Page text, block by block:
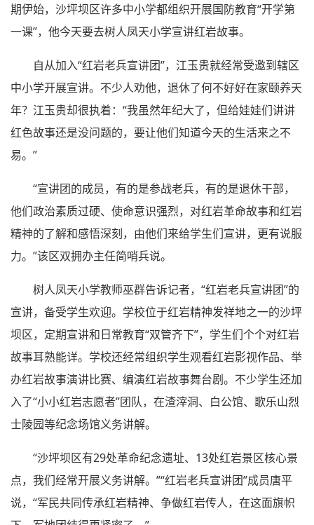
期伊始，沙坪坝区许多中小学都组织开展国防教育“开学第
一课”，他今天要去树人凤天小学宣讲红岩故事。
自从加入“红岩老兵宣讲团”，江玉贵就经常受邀到辖区
中小学开展宣讲。不少人劝他，退休了何不好好在家颐养天
年？江玉贵却很执着：“我虽然年纪大了，但给娃娃们讲讲
红色故事还是没问题的，要让他们知道今天的生活来之不
易。”
“宣讲团的成员，有的是参战老兵，有的是退休干部，
他们政治素质过硬、使命意识强烈，对红岩革命故事和红岩
精神的了解和感悟深刻，由他们来给学生们宣讲，更有说服
力。”该区双拥办主任简哨兵说。
树人凤天小学教师巫群告诉记者，“红岩老兵宣讲团”的
宣讲，备受学生欢迎。学校位于红岩精神发祥地之一的沙坪
坝区，定期宣讲和日常教育“双管齐下”，学生们个个对红岩
故事耳熟能详。学校还经常组织学生观看红岩影视作品、举
办红岩故事演讲比赛、编演红岩故事舞台剧。不少学生还加
入了“小小红岩志愿者”团队，在渣滓洞、白公馆、歌乐山烈
士陵园等纪念场馆义务讲解。
“沙坪坝区有29处革命纪念遗址、13处红岩景区核心景
点，我们经常开展义务讲解。”“红岩老兵宣讲团”成员唐平
说，“军民共同传承红岩精神、争做红岩传人，在这面旗帜